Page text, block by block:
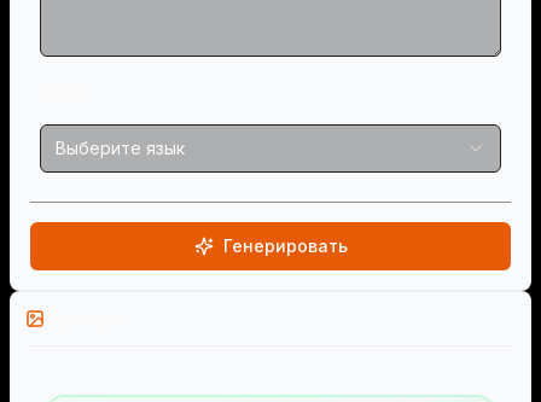
Выберите язык
Генерировать